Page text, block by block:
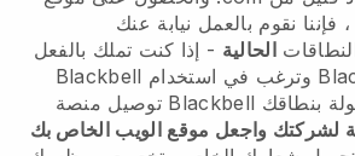
الحالية - إذا كنت تملك بالفعل
Blackbell
توصيل منصة Blackbell
لشركتك واجعل موقع الويب الخاص بك